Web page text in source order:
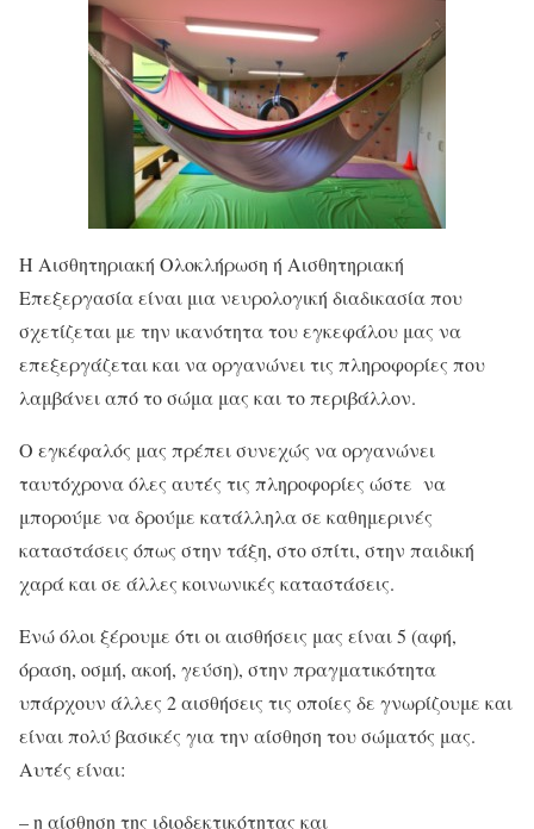
Η Αισθητηριακή Ολοκλήρωση ή Αισθητηριακή
Επεξεργασία είναι μια νευρολογική διαδικασία που
σχετίζεται με την ικανότητα του εγκεφάλου μας να
επεξεργάζεται και να οργανώνει τις πληροφορίες που
λαμβάνει από το σώμα μας και το περιβάλλον.
Ο εγκέφαλός μας πρέπει συνεχώς να οργανώνει
ταυτόχρονα όλες αυτές τις πληροφορίες ώστε να
μπορούμε να δρούμε κατάλληλα σε καθημερινές
καταστάσεις όπως στην τάξη, στο σπίτι, στην παιδική
χαρά και σε άλλες κοινωνικές καταστάσεις.
Ενώ όλοι ξέρουμε ότι οι αισθήσεις μας είναι 5 (αφή,
όραση, οσμή, ακοή, γεύση), στην πραγματικότητα
υπάρχουν άλλες 2 αισθήσεις τις οποίες δε γνωρίζουμε και
είναι πολύ βασικές για την αίσθηση του σώματός μας.
Αυτές είναι:
– η αίσθηση της ιδιοδεκτικότητας και